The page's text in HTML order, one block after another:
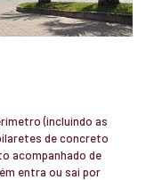
(incluindo as
de concreto
acompanhado de
entra ou sai por